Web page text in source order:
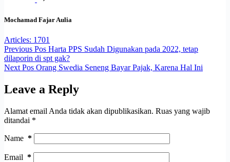
Mochamad Fajar Aulia
Articles: 1701
Previous Pos Harta PPS Sudah Digunakan pada 2022, tetap
dilaporin di spt gak?
Next Pos Orang Swedia Seneng Bayar Pajak, Karena Hal Ini
Leave a Reply
Alamat email Anda tidak akan dipublikasikan. Ruas yang wajib
ditandai *
Name *
Email *